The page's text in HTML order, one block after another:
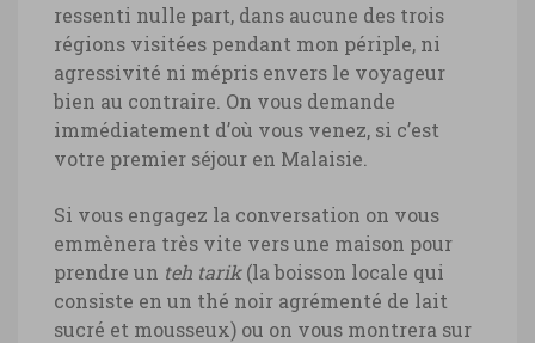
ressenti nulle part, dans aucune des trois
régions visitées pendant mon périple, ni
agressivité ni mépris envers le voyageur
bien au contraire. On vous demande
immédiatement d’où vous venez, si c’est
votre premier séjour en Malaisie.
Si vous engagez la conversation on vous
emmènera très vite vers une maison pour
prendre un teh tarik(la boisson locale qui
consiste en un thé noir agrémenté de lait
sucré et mousseux) ou on vous montrera sur